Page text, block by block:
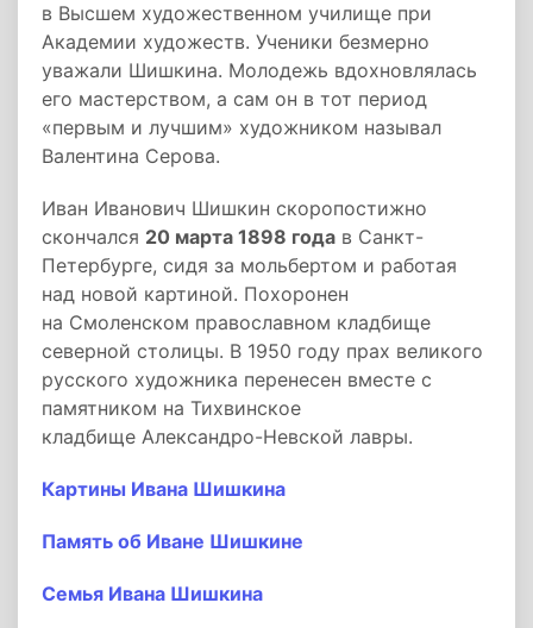
в Высшем художественном училище при
Академии художеств. Ученики безмерно
уважали Шишкина. Молодежь вдохновлялась
его мастерством, а сам он в тот период
«первым и лучшим» художником называл
Валентина Серова.
Иван Иванович Шишкин скоропостижно
скончался 20 марта 1898 года в Санкт-
Петербурге, сидя за мольбертом и работая
над новой картиной. Похоронен
на Смоленском православном кладбище
северной столицы. В 1950 году прах великого
русского художника перенесен вместе с
памятником на Тихвинское
кладбище Александро-Невской лавры.
Картины Ивана Шишкина
Память об Иване Шишкине
Семья Ивана Шишкина